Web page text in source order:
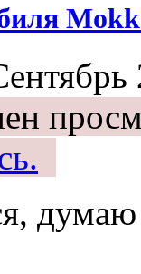
думаю